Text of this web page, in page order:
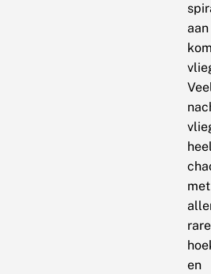
aan
met
rare
en